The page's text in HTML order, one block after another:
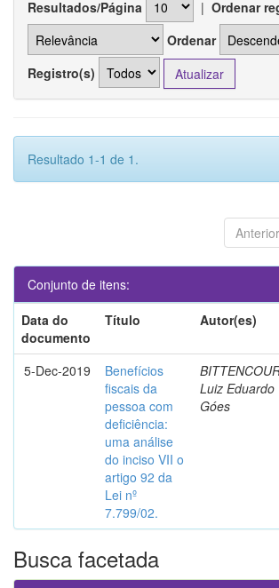
Resultados/Página | Ordenar
Ordenar
Registro(s)
Resultado 1-1 de 1.
Anterior
Conjunto de itens:
Data do
documento
Título Autor(es)
5-Dec-2019
Benefícios
fiscais da
pessoa com
deficiência:
uma análise
do inciso VII o
artigo 92 da
Lei nº
7.799/02.
Luiz Eduardo
Góes
Busca facetada